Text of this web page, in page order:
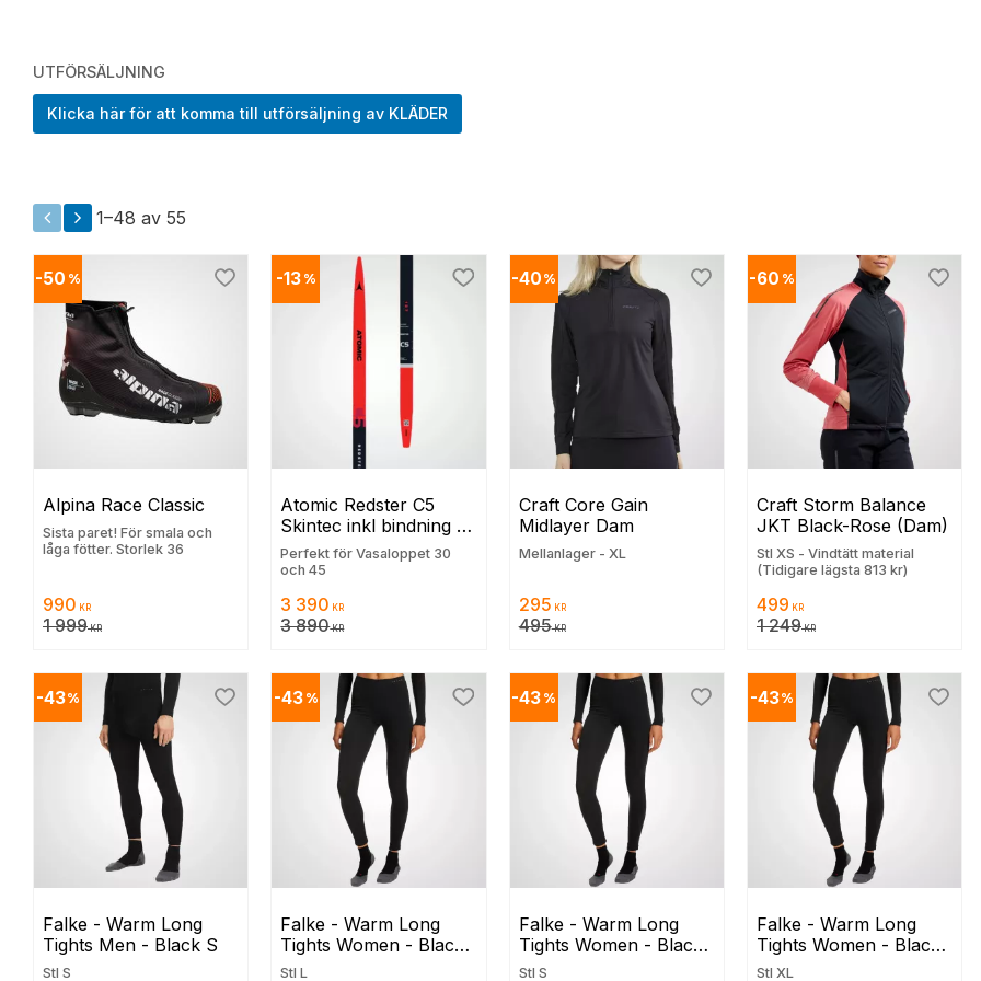
UTFÖRSÄLJNING
Klicka här för att komma till utförsäljning av KLÄDER
1–48 av 55
Alpina Race Classic
Sista paret! För smala och
låga fötter. Storlek 36
990 KR
1 999KR
50 % Lägg till i favoriter
Atomic Redster C5
Skintec inkl bindning
och grundvallning
Perfekt för Vasaloppet 30
och 45
3 390 KR
3 890KR
13 % Lägg till i favoriter
Craft Core Gain
Midlayer Dam
Mellanlager - XL
295 KR
495KR
40 % Lägg till i favoriter
Craft Storm Balance
JKT Black-Rose (Dam)
Stl XS - Vindtätt material
(Tidigare lägsta 813 kr)
499 KR
1 249KR
60 %
Falke - Warm Long
Tights Men - Black S
Stl S
43% Lägg till i favoriter
Falke - Warm Long
Tights Women - Black
L
Stl L
43 % Lägg till i favoriter
Falke - Warm Long
Tights Women - Black
S
Stl S
43 % Lägg till i favoriter
Falke - Warm Long
Tights Women - Black
XL
Stl XL
43% Lägg